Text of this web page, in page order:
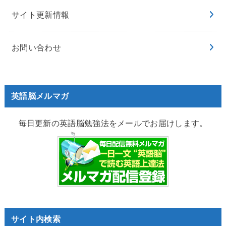
サイト更新情報
お問い合わせ
英語脳メルマガ
毎日更新の英語脳勉強法をメールでお届けします。
サイト内検索